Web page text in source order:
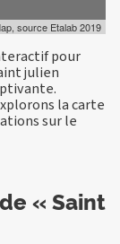
source Etalab 2019
pour
julien
la carte
sur le
« Saint